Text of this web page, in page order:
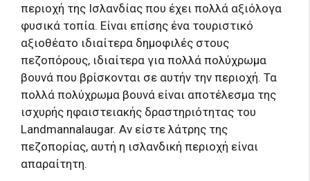
περιοχή της Ισλανδίας που έχει πολλά αξιόλογα
φυσικά τοπία. Είναι επίσης ένα τουριστικό
αξιοθέατο ιδιαίτερα δημοφιλές στους
πεζοπόρους, ιδιαίτερα για πολλά πολύχρωμα
βουνά που βρίσκονται σε αυτήν την περιοχή. Τα
πολλά πολύχρωμα βουνά είναι αποτέλεσμα της
ισχυρής ηφαιστειακής δραστηριότητας του
Landmannalaugar. Αν είστε λάτρης της
πεζοπορίας, αυτή η ισλανδική περιοχή είναι
απαραίτητη.